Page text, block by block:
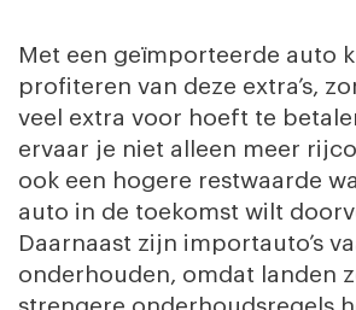
Met een geïmporteerde auto
profiteren van deze extra’s,
veel extra voor hoeft te
ervaar je niet alleen meer
ook een hogere restwaarde
auto in de toekomst wilt
Daarnaast zijn importauto’s
onderhouden, omdat landen